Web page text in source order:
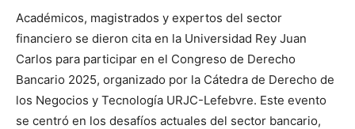
Académicos, magistrados y expertos del sector
financiero se dieron cita en la Universidad Rey Juan
Carlos para participar en el Congreso de Derecho
Bancario 2025, organizado por la Cátedra de Derecho de
los Negocios y Tecnología URJC-Lefebvre. Este evento
se centró en los desafíos actuales del sector bancario,